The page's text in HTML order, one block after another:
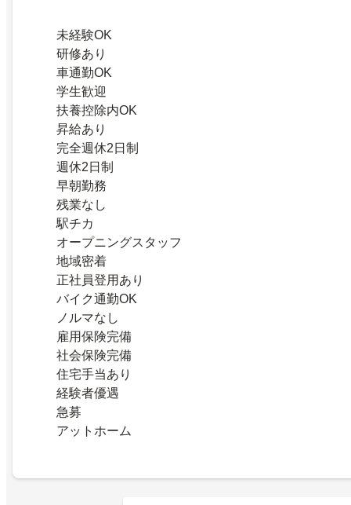
未経験OK
研修あり
車通勤OK
学生歓迎
扶養控除内OK
昇給あり
完全週休2日制
週休2日制
早朝勤務
残業なし
駅チカ
オープニングスタッフ
地域密着
正社員登用あり
バイク通勤OK
ノルマなし
雇用保険完備
社会保険完備
住宅手当あり
経験者優遇
急募
アットホーム